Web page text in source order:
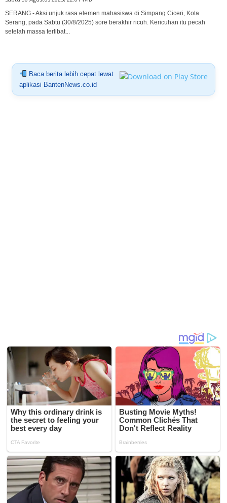
SERANG - Aksi unjuk rasa elemen mahasiswa di Simpang Ciceri, Kota
Serang, pada Sabtu (30/8/2025) sore berakhir ricuh. Kericuhan itu pecah
setelah massa terlibat...
Baca berita lebih cepat lewat
aplikasi BantenNews.co.id